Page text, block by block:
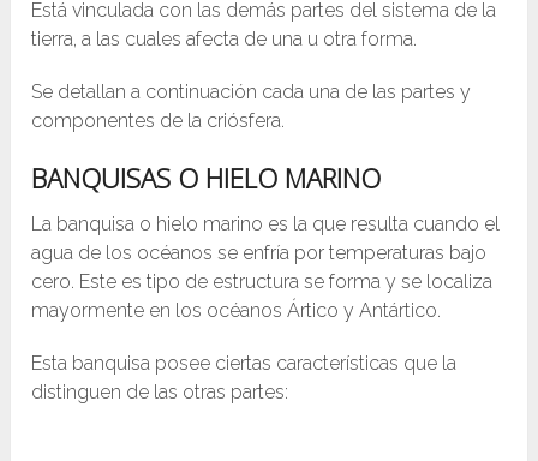
Está vinculada con las demás partes del sistema de la
tierra, a las cuales afecta de una u otra forma.
Se detallan a continuación cada una de las partes y
componentes de la criósfera.
BANQUISAS O HIELO MARINO
La banquisa o hielo marino es la que resulta cuando el
agua de los océanos se enfría por temperaturas bajo
cero. Este es tipo de estructura se forma y se localiza
mayormente en los océanos Ártico y Antártico.
Esta banquisa posee ciertas características que la
distinguen de las otras partes: